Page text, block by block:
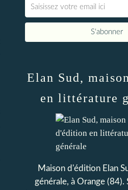
Elan Sud,
en littérature
Maison d'édition Elan
générale, à Orange (84).